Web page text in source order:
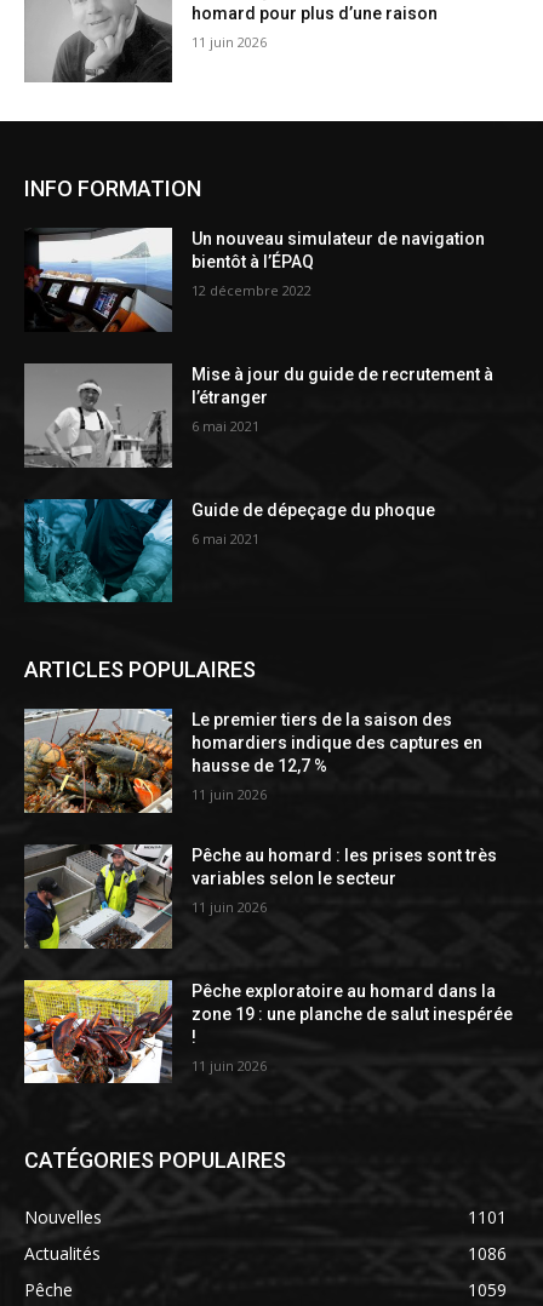
homard pour plus d’une raison
11 juin 2026
INFO FORMATION
Un nouveau simulateur de navigation
bientôt à l’ÉPAQ
12 décembre 2022
Mise à jour du guide de recrutement à
l’étranger
6 mai 2021
Guide de dépeçage du phoque
6 mai 2021
ARTICLES POPULAIRES
Le premier tiers de la saison des
homardiers indique des captures en
hausse de 12,7 %
11 juin 2026
Pêche au homard : les prises sont très
variables selon le secteur
11 juin 2026
Pêche exploratoire au homard dans la
zone 19 : une planche de salut inespérée
!
11 juin 2026
CATÉGORIES POPULAIRES
Nouvelles
1101
Actualités
1086
Pêche
1059